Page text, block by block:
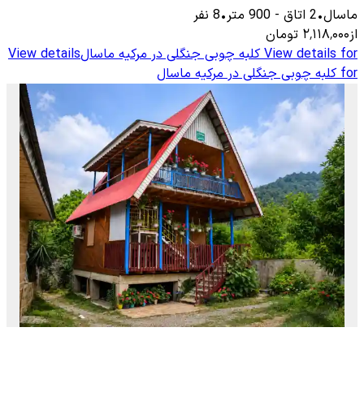
ماسال•
2 اتاق -
900 متر•
8 نفر
از۲٬۱۱۸٬۰۰۰ تومان
View details for کلبه چوبی جنگلی در مرکیه ماسالView details
for کلبه چوبی جنگلی در مرکیه ماسال